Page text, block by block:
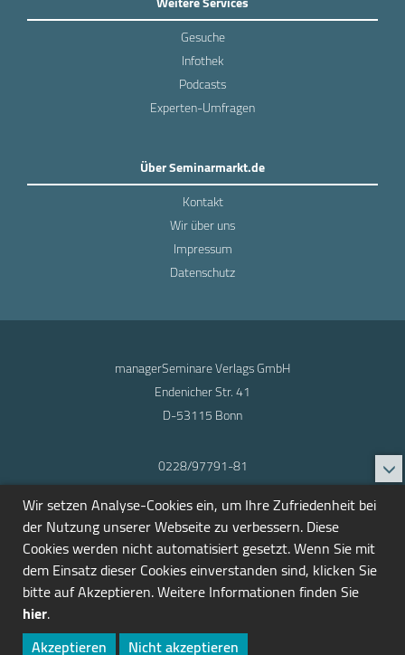
Gesuche
Infothek
Podcasts
Experten-Umfragen
Über Seminarmarkt.de
Kontakt
Wir über uns
Impressum
Datenschutz
managerSeminare Verlags GmbH
Endenicher Str. 41
D-53115 Bonn
0228/97791-81
info@seminarmarkt.de
© 2001-2026
Wir setzen Analyse-Cookies ein, um Ihre Zufriedenheit bei
der Nutzung unserer Webseite zu verbessern. Diese
Cookies werden nicht automatisiert gesetzt. Wenn Sie mit
dem Einsatz dieser Cookies einverstanden sind, klicken Sie
bitte auf Akzeptieren. Weitere Informationen finden Sie
hier.
Akzeptieren
Nicht akzeptieren